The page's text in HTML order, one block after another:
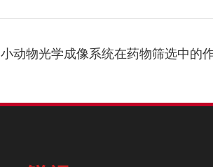
小动物光学成像系统在药物筛选中的